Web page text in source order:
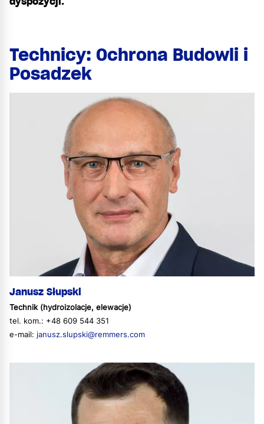
Technicy: Ochrona Budowli i
Posadzek
Janusz Słupski
Technik (hydroizolacje, elewacje)
tel. kom.: +48 609 544 351
e-mail: janusz.slupski@remmers.com